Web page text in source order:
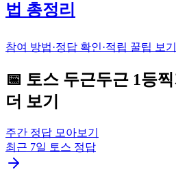
법 총정리
참여 방법·정답 확인·적립 꿀팁 보기
📅 토스 두근두근 1등
더 보기
주간 정답 모아보기
최근 7일 토스 정답